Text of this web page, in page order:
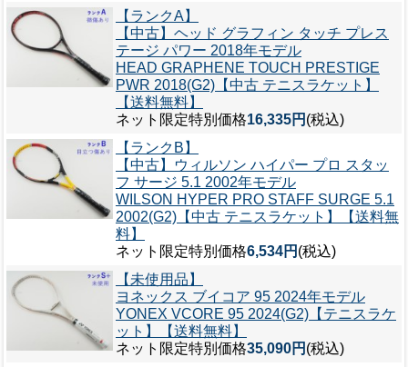
【ランクA】
【中古】ヘッド グラフィン タッチ プレス
テージ パワー 2018年モデル
HEAD GRAPHENE TOUCH PRESTIGE
PWR 2018(G2)【中古 テニスラケット】
【送料無料】
ネット限定特別価格16,335円 (税込)
【ランクB】
【中古】ウィルソン ハイパー プロ スタッ
フ サージ 5.1 2002年モデル
WILSON HYPER PRO STAFF SURGE 5.1
2002(G2)【中古 テニスラケット】【送料無
料】
ネット限定特別価格6,534円 (税込)
【未使用品】
ヨネックス ブイコア 95 2024年モデル
YONEX VCORE 95 2024(G2)【テニスラケ
ット】【送料無料】
ネット限定特別価格35,090円 (税込)